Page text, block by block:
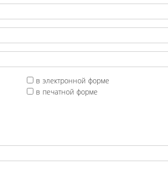
в электронной форме
в печатной форме